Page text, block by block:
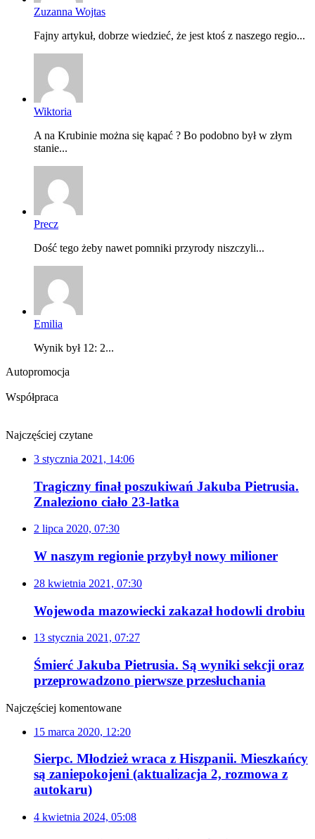
Zuzanna Wojtas
Fajny artykuł, dobrze wiedzieć, że jest ktoś z naszego regio...
Wiktoria
A na Krubinie można się kąpać ? Bo podobno był w złym
stanie...
Precz
Dość tego żeby nawet pomniki przyrody niszczyli...
Emilia
Wynik był 12: 2...
Autopromocja
Współpraca
Najczęściej czytane
3 stycznia 2021, 14:06
Tragiczny finał poszukiwań Jakuba Pietrusia.
Znaleziono ciało 23-latka
2 lipca 2020, 07:30
W naszym regionie przybył nowy milioner
28 kwietnia 2021, 07:30
Wojewoda mazowiecki zakazał hodowli drobiu
13 stycznia 2021, 07:27
Śmierć Jakuba Pietrusia. Są wyniki sekcji oraz
przeprowadzono pierwsze przesłuchania
Najczęściej komentowane
15 marca 2020, 12:20
Sierpc. Młodzież wraca z Hiszpanii. Mieszkańcy
są zaniepokojeni (aktualizacja 2, rozmowa z
autokaru)
4 kwietnia 2024, 05:08